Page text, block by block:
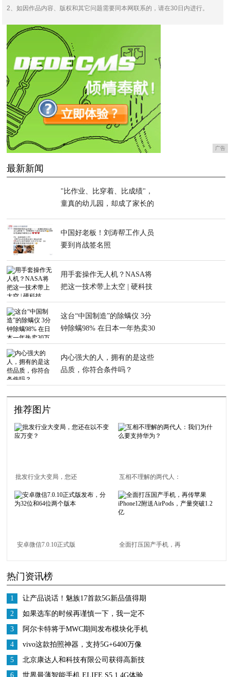
2、如因作品内容、版权和其它问题需要同本网联系的，请在30日内进行。
广告
最新新闻
"比作业、比穿着、比成绩"，
童真的幼儿园，却成了家长的
中国好老板！刘涛帮工作人员
要到肖战签名照
用手套操作无人机？NASA将
把这一技术带上太空 | 硬科技
这台“中国制造”的除螨仪 3分
钟除螨98% 在日本一年热卖30
内心强大的人，拥有的是这些
品质，你符合条件吗？
推荐图片
批发行业大变局，您还
在以不变应万变？
互相不理解的两代人：
我们为什么要支持华
为？
安卓微信7.0.10正式版
两个版本
全面打压国产手机，再
热门资讯榜
1
让产品说话！魅族17首款5G新品值得期
待，小米10的亮点他都有
2
如果选车的时候再谨慎一下，我一定不
会错过新自由光2.0T
3
阿尔卡特将于MWC期间发布模块化手机
4
vivo这款拍照神器，支持5G+6400万像
素，网友：不建议入手
5
北京康达人和科技有限公司获得高新技
术企业证书
6 世界最薄智能手机 ELIFE S5.1 4G体验